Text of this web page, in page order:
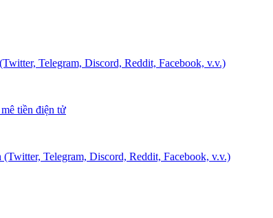
Telegram, Discord, Reddit, Facebook, v.v.)
tiền điện tử
Telegram, Discord, Reddit, Facebook, v.v.)